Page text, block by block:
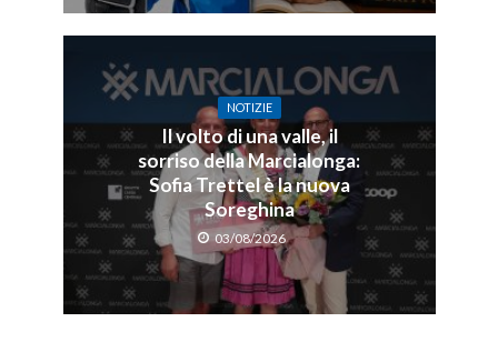
NOTIZIE
Il volto di una valle, il
sorriso della Marcialonga:
Sofia Trettel è la nuova
Soreghina
03/08/2026